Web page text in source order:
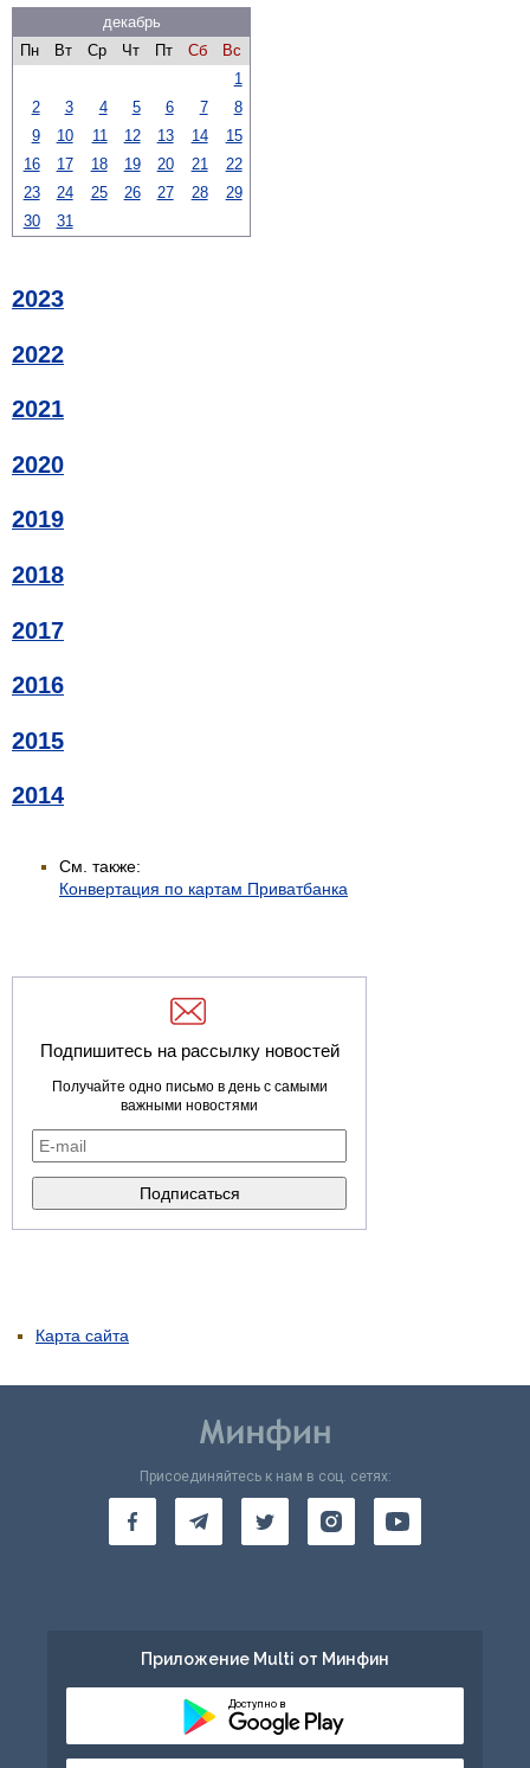
декабрь
Пн
Вт Ср Чт Пт Сб
Вс
1
2
3 4 5 6 7
8
9
10 11 12 13 14
15
16
17 18 19 20 21
22
23
24 25 26 27 28
29
30
31
2023
2022
2021
2020
2019
2018
2017
2016
2015
2014
См. также:
Конвертация по картам Приватбанка
Подпишитесь на рассылку новостей
Получайте одно письмо в день с самыми
важными новостями
Карта сайта
Присоединяйтесь к нам в соц. сетях:
Приложение Multi от Минфин
Доступно в